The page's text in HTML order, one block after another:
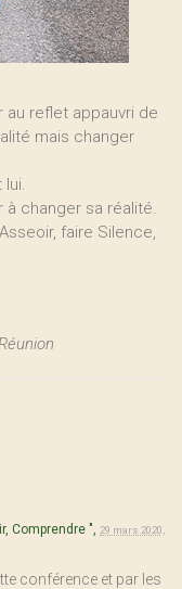
au reflet appauvri de
mais changer
lui.
à changer sa réalité.
faire Silence,
Comprendre ", 29 mars 2020,
conférence et par les